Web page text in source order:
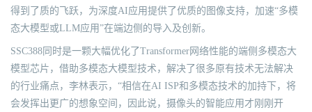
得到了质的飞跃，为深度AI应用提供了优质的图像支持，加速“多模
态大模型或LLM应用”在端边侧的导入及创新。
SSC388同时是一颗大幅优化了Transformer网络性能的端侧多模态大
模型芯片，借助多模态大模型技术，解决了很多原有技术无法解决
的行业痛点，李林表示，“相信在AI ISP和多模态技术的加持下，将
会发挥出更广的想象空间，因此说，摄像头的智能应用才刚刚开